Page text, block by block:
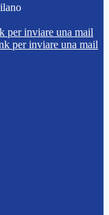
per inviare una mail
per inviare una mail